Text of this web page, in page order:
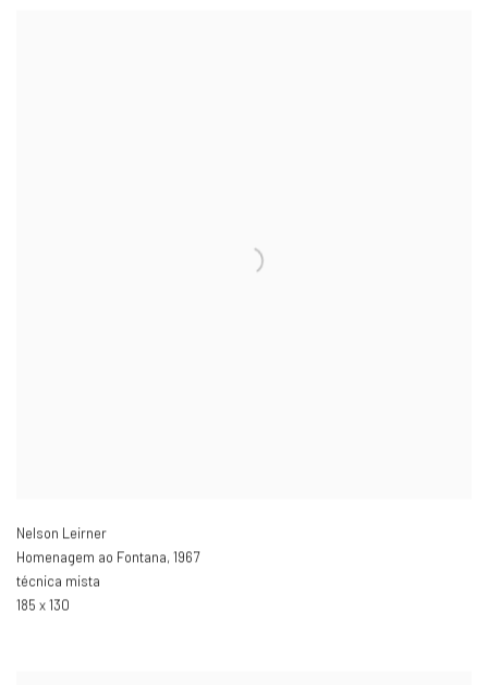
Nelson Leirner
Homenagem ao Fontana, 1967
técnica mista
185 x 130